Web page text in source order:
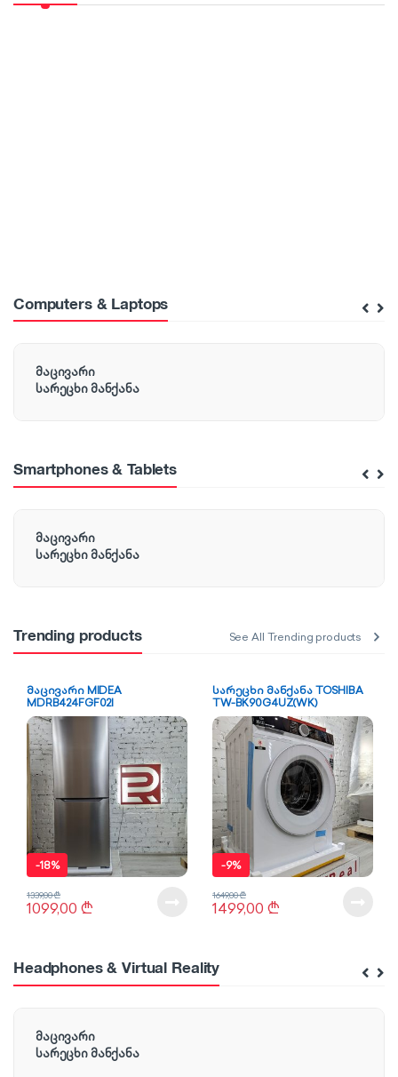
r
l
s
Computers & Laptops
მაცივარი
სარეცხი მანქანა
Smartphones & Tablets
მაცივარი
სარეცხი მანქანა
Trending products See All Trending products
მაცივარი MIDEA
MDRB424FGF02I
-18%
1099,00 ₾
1339,00₾
სარეცხი მანქანა TOSHIBA
TW-BK90G4UZ(WK)
-9%
1499,00 ₾
1649,00₾
Headphones & Virtual Reality
მაცივარი
სარეცხი მანქანა